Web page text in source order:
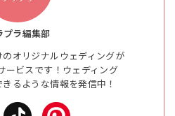
プラ編集部
オリジナルウェディングが
ービスです！ウェディング
るような情報を発信中！